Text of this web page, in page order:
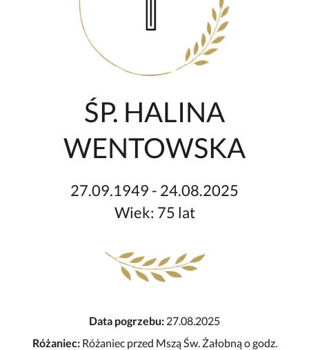
ŚP. HALINA
WENTOWSKA
27.09.1949 - 24.08.2025
Wiek: 75 lat
Data pogrzebu: 27.08.2025
Różaniec:Różaniec przed Mszą Św. Żałobną o godz.